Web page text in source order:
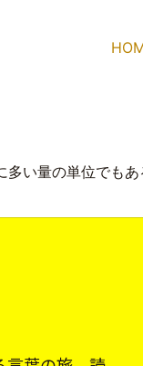
い量の単位でもあ